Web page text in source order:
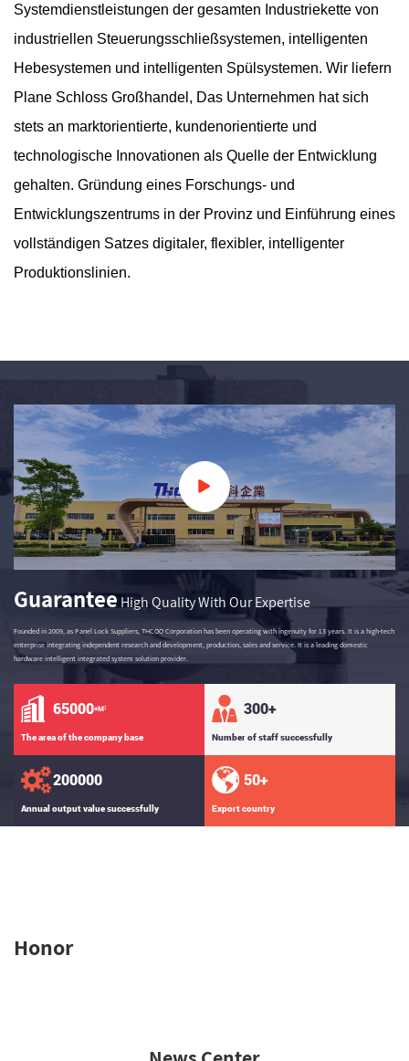
Systemdienstleistungen der gesamten Industriekette von
industriellen Steuerungsschließsystemen, intelligenten
Hebesystemen und intelligenten Spülsystemen. Wir liefern
Plane Schloss Großhandel , Das Unternehmen hat sich
stets an marktorientierte, kundenorientierte und
technologische Innovationen als Quelle der Entwicklung
gehalten. Gründung eines Forschungs- und
Entwicklungszentrums in der Provinz und Einführung eines
vollständigen Satzes digitaler, flexibler, intelligenter
Produktionslinien.
GuaranteeHigh Quality With Our Expertise
Founded in 2009, as Panel Lock Suppliers, THCOO Corporation has been operating with ingenuity for 13 years. It is a high-tech
enterprise integrating independent research and development, production, sales and service. It is a leading domestic
hardware intelligent integrated system solution provider.
65000+M²
The area of the company base
300+
Number of staff successfully
200000
Annual output value successfully
50+
Export country
Honor